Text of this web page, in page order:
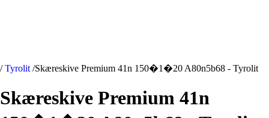
/ Tyrolit /Skæreskive Premium 41n 150�1�20 A80n5b68 - Tyrolit
Skæreskive Premium 41n